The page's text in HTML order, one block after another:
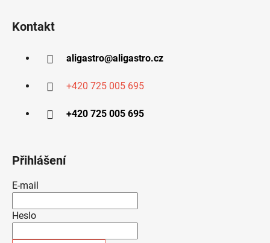
Kontakt
aligastro@aligastro.cz
+420 725 005 695
+420 725 005 695
Přihlášení
E-mail
Heslo